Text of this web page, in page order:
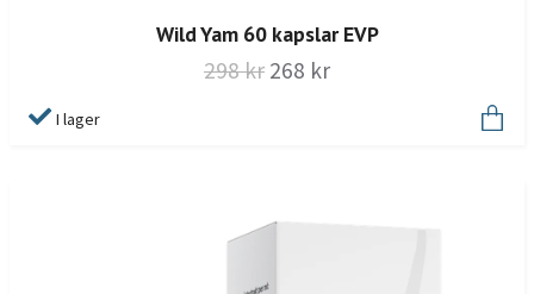
Wild Yam 60 kapslar EVP
298 kr 268 kr
I lager